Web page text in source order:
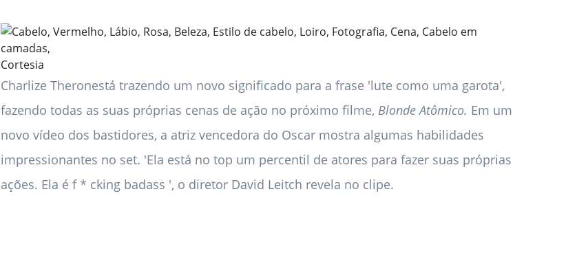
Cortesia
Charlize Theronestá trazendo um novo significado para a frase 'lute como uma garota',
fazendo todas as suas próprias cenas de ação no próximo filme, Blonde Atômico. Em um
novo vídeo dos bastidores, a atriz vencedora do Oscar mostra algumas habilidades
impressionantes no set. 'Ela está no top um percentil de atores para fazer suas próprias
ações. Ela é f * cking badass ', o diretor David Leitch revela no clipe.